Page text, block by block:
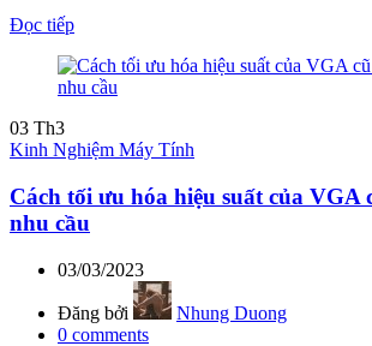
Đọc tiếp
03 Th3
Kinh Nghiệm Máy Tính
Cách tối ưu hóa hiệu suất của VGA
nhu cầu
03/03/2023
Đăng bởi
Nhung Duong
0 comments